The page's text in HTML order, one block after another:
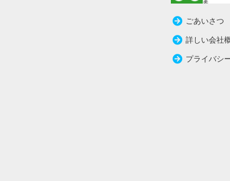
ごあいさつ
詳しい会社
プライバシ